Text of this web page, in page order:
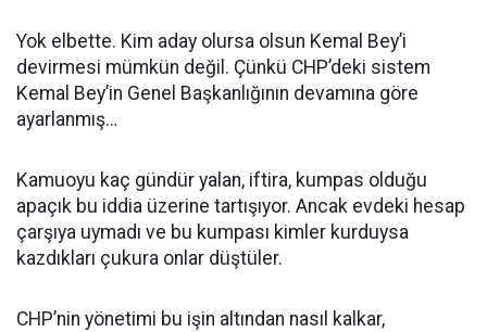
Yok elbette. Kim aday olursa olsun Kemal Bey’i
devirmesi mümkün değil. Çünkü CHP’deki sistem
Kemal Bey’in Genel Başkanlığının devamına göre
ayarlanmış…
Kamuoyu kaç gündür yalan, iftira, kumpas olduğu
apaçık bu iddia üzerine tartışıyor. Ancak evdeki hesap
çarşıya uymadı ve bu kumpası kimler kurduysa
kazdıkları çukura onlar düştüler.
CHP’nin yönetimi bu işin altından nasıl kalkar,